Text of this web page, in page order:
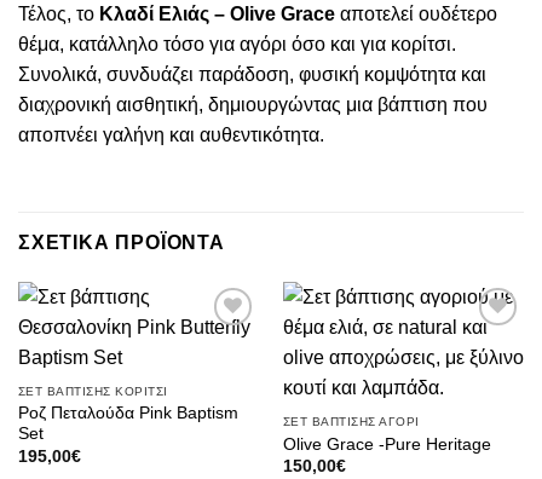
Τέλος, το Κλαδί Ελιάς – Olive Grace αποτελεί ουδέτερο
θέμα, κατάλληλο τόσο για αγόρι όσο και για κορίτσι.
Συνολικά, συνδυάζει παράδοση, φυσική κομψότητα και
διαχρονική αισθητική, δημιουργώντας μια βάπτιση που
αποπνέει γαλήνη και αυθεντικότητα.
ΣΧΕΤΙΚΑ ΠΡΟΪΟΝΤΑ
ΣΕΤ ΒΑΠΤΙΣΗΣ ΚΟΡΙΤΣΙ
Ροζ Πεταλούδα Pink Baptism
Set
195,00€
στην λίστα
ΣΕΤ ΒΑΠΤΙΣΗΣ ΑΓΟΡΙ
Olive Grace -Pure Heritage
150,00€